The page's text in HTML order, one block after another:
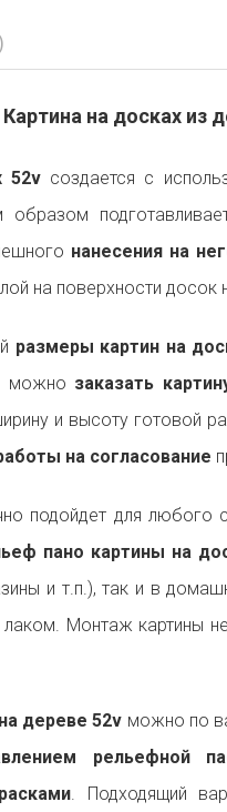
Картина на досках из
52v создается с
образом
нанесения на
на поверхности досок
размеры картин на
можно заказать
и высоту готовой
на согласование
подойдет для любого
пано картины на
и т.п.), так и в
Монтаж картины
дереве 52v можно по
рельефной
. Подходящий